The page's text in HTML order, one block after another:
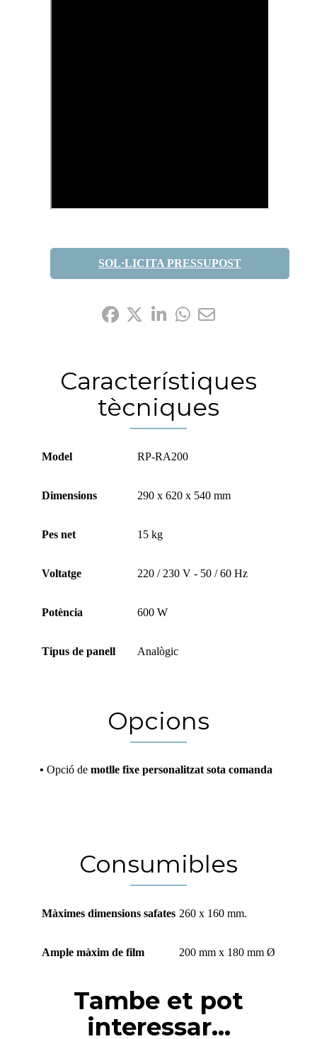
SOL·LICITA PRESSUPOST
Característiques
tècniques
Model RP-RA200
Dimensions 290 x 620 x 540 mm
Pes net 15 kg
Voltatge 220 / 230 V - 50 / 60 Hz
Potència 600 W
Tipus de panell Analògic
Opcions
• Opció de motlle fixe personalitzat sota comanda
Consumibles
Màximes dimensions safates 260 x 160 mm.
Ample màxim de film 200 mm x 180 mm Ø
Tambe et pot
interessar...